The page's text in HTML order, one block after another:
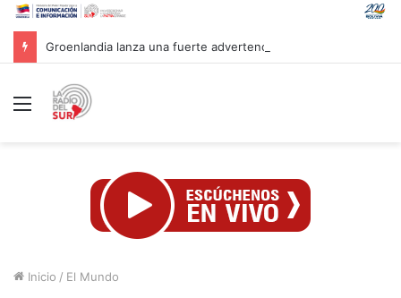
Menú
Inicio / El Mundo